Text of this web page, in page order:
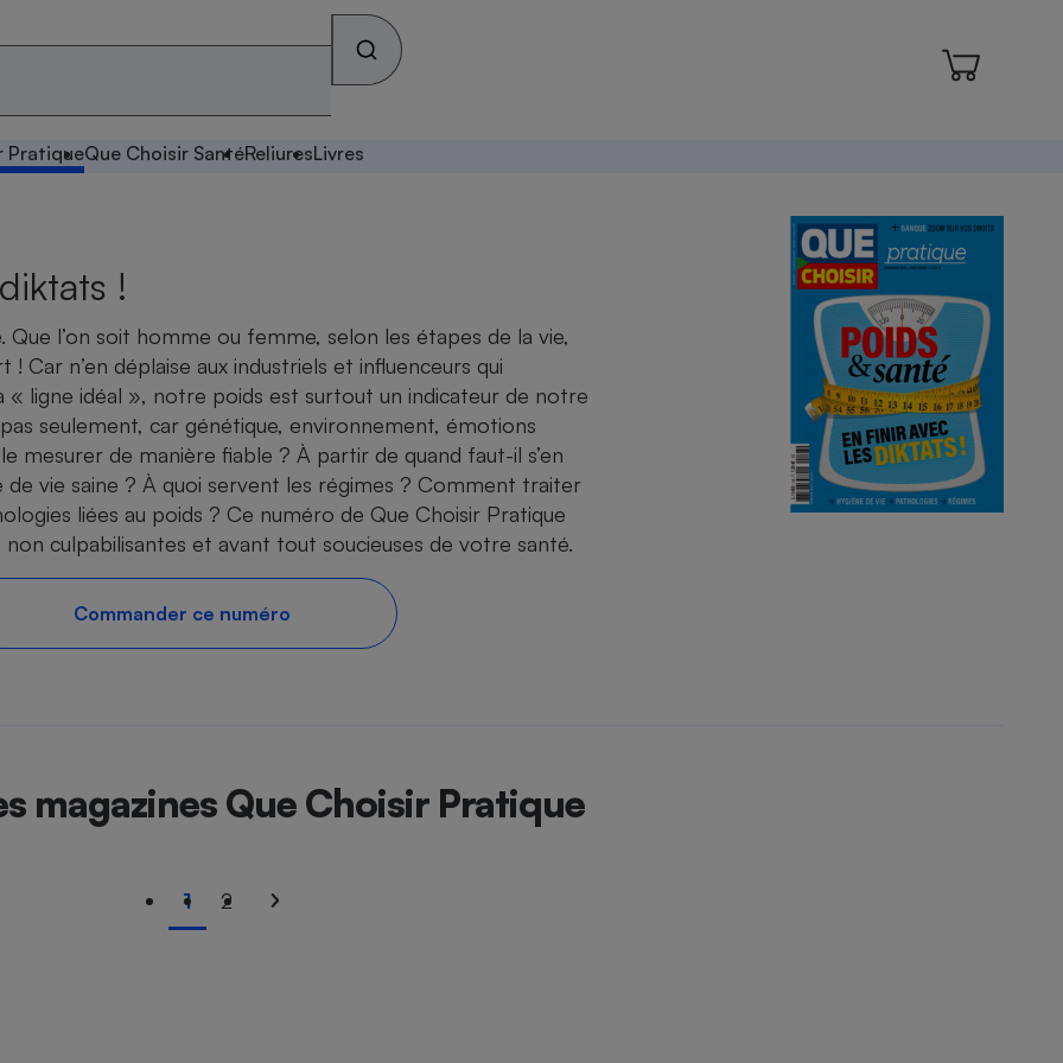
PratiqueQue Choisir SantéReliuresLivres
!
l’on soit homme ou femme, selon les étapes de la vie,
n’en déplaise aux industriels et influenceurs qui
ligne idéal », notre poids est surtout un indicateur de notre
seulement, car génétique, environnement, émotions
de manière fiable ? À partir de quand faut-il s’en
vie saine ? À quoi servent les régimes ? Comment traiter
liées au poids ? Ce numéro de Que Choisir Pratique
culpabilisantes et avant tout soucieuses de votre santé.
Commander ce numéro
magazines Que Choisir Pratique
1 2